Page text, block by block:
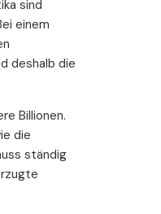
0,4 g / 10 g
3,5 g / 87 g
mg / 30 mg
sind
einem
deshalb die
Billionen.
die
ständig